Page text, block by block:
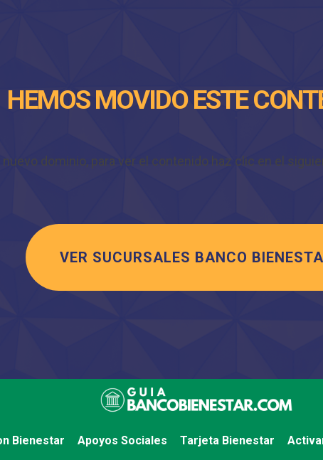
HEMOS MOVIDO ESTE
dominio, para ver el contenido haz clic en el
VER SUCURSALES BANCO
Bienestar Apoyos Sociales Tarjeta Bienestar